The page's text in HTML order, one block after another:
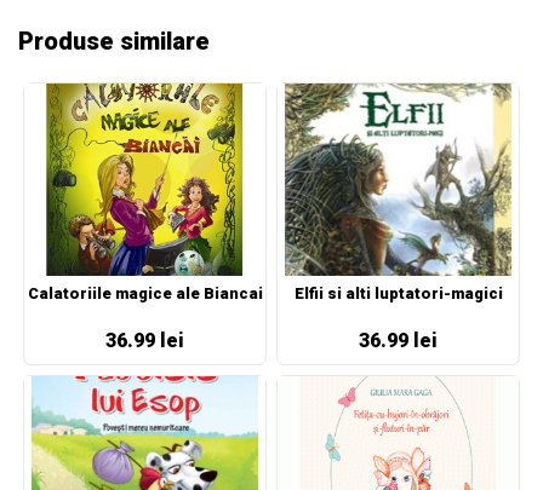
Produse similare
Calatoriile magice ale Biancai
36.99 lei
Elfii si alti luptatori-magici
36.99 lei